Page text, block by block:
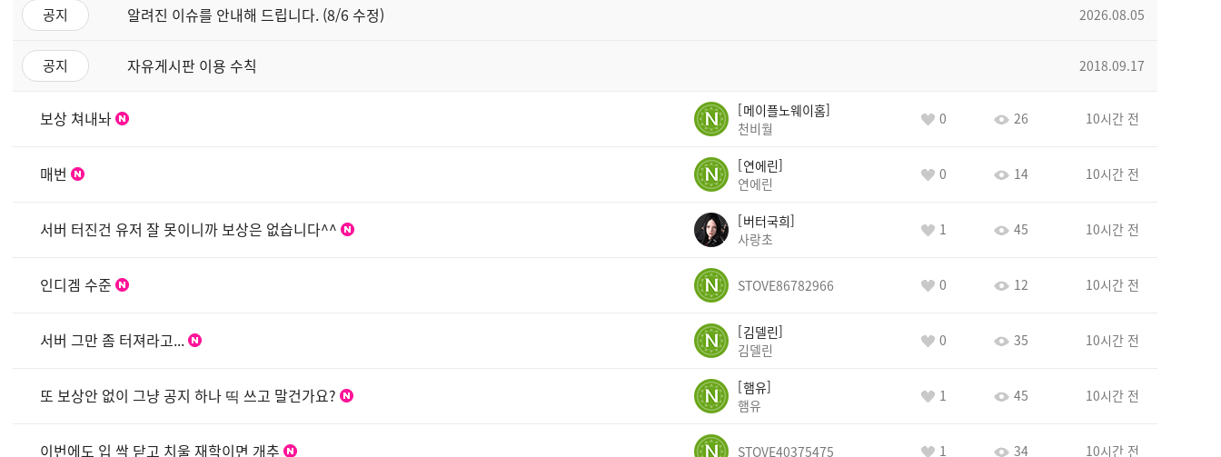
공지 알려진 이슈를 안내해 드립니다. (8/6 수정) 2026.08.05
공지 자유게시판 이용 수칙 2018.09.17
보상 쳐내놔
메이플노웨이홈
천비월
0 26 10시간 전
매번
연에린
연에린
0 14 10시간 전
서버 터진건 유저 잘 못이니까 보상은 없습니다^^
버터국희
사랑초
1 45 10시간 전
인디겜 수준 STOVE86782966 0 12 10시간 전
서버 그만 좀 터져라고...
김델린
김델린
0 35 10시간 전
또 보상안 없이 그냥 공지 하나 띡 쓰고 말건가요?
햄유
햄유
1 45 10시간 전
이번에도 입 싹 닫고 치울 재학이면 개추 STOVE40375475 1 34 10시간 전